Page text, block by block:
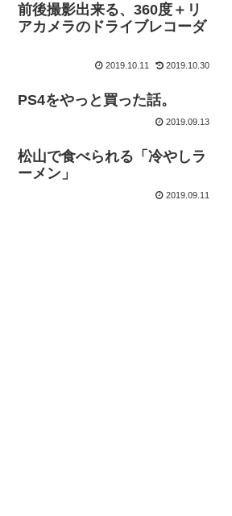
前後撮影出来る、360度＋リ
アカメラのドライブレコーダ
2019.10.11 2019.10.30
PS4をやっと買った話。
2019.09.13
松山で食べられる「冷やしラ
ーメン」
2019.09.11